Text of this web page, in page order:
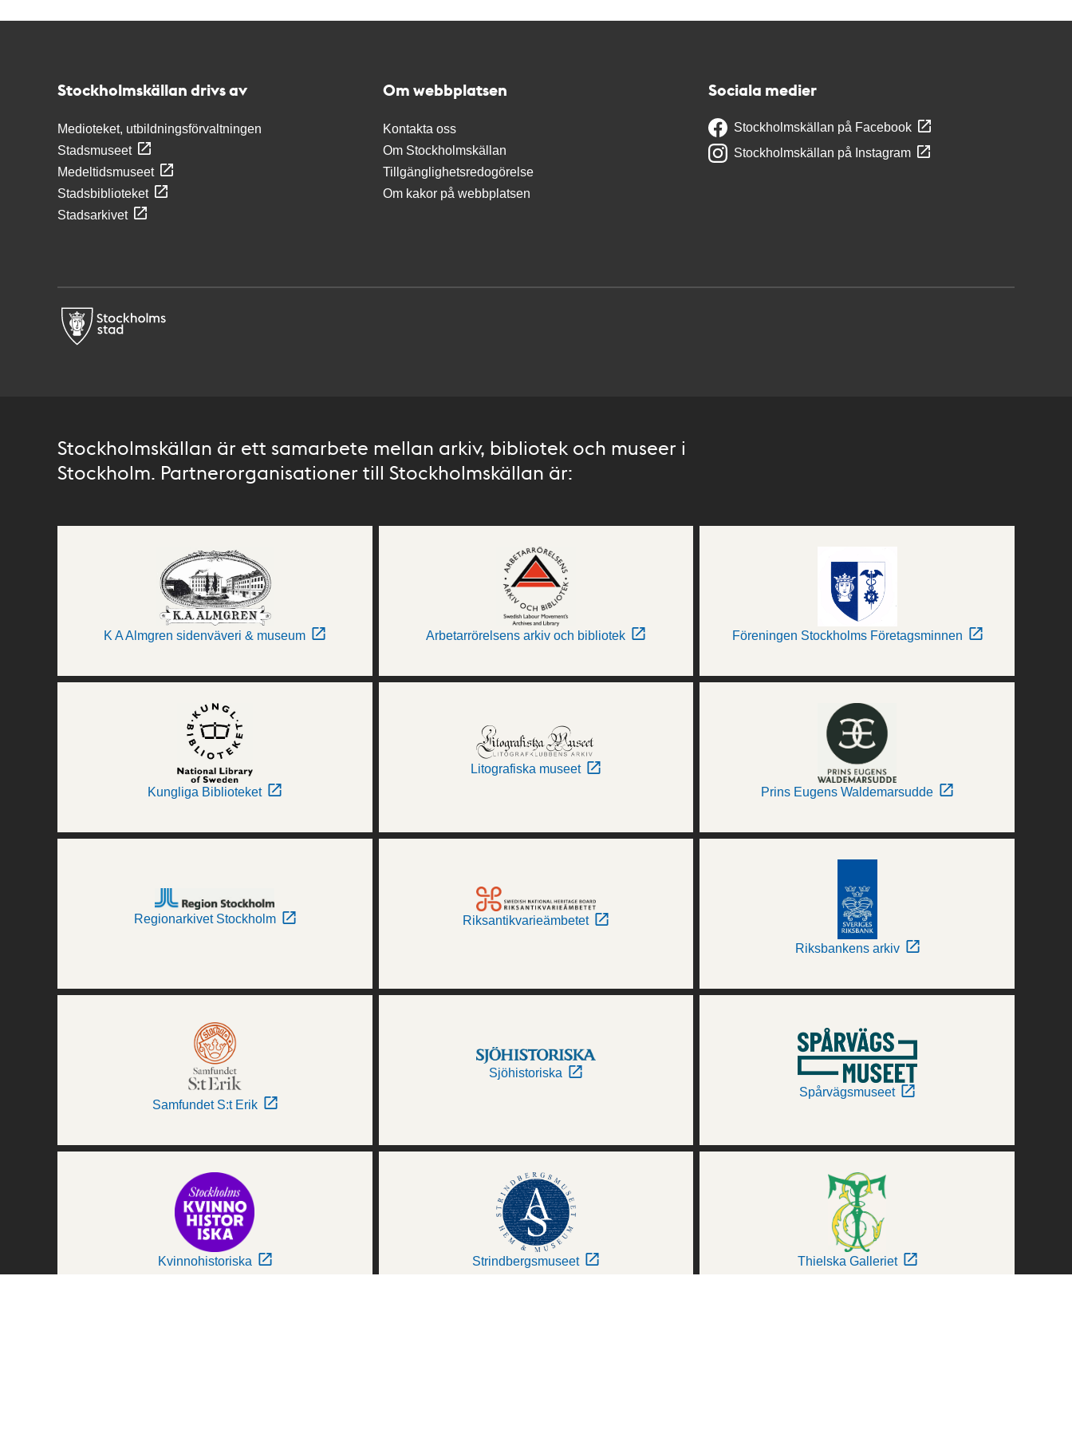
Stockholmskällan drivs av
Medioteket, utbildningsförvaltningen
Stadsmuseet
Medeltidsmuseet
Stadsbiblioteket
Stadsarkivet
Om webbplatsen
Kontakta oss
Om Stockholmskällan
Tillgänglighetsredogörelse
Om kakor på webbplatsen
Sociala medier
Stockholmskällan på Facebook
Stockholmskällan på Instagram
Stockholmskällan är ett samarbete mellan arkiv, bibliotek och museer i
Stockholm. Partnerorganisationer till Stockholmskällan är:
K A Almgren sidenväveri & museum Arbetarrörelsens arkiv och bibliotek Föreningen Stockholms Företagsminnen
Kungliga Biblioteket
Litografiska museet
Prins Eugens Waldemarsudde
Regionarkivet Stockholm Riksantikvarieämbetet
Riksbankens arkiv
Samfundet S:t Erik
Sjöhistoriska
Spårvägsmuseet
Kvinnohistoriska Strindbergsmuseet Thielska Galleriet